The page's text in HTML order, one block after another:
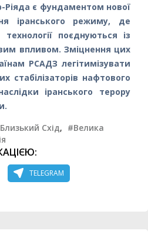
Ріяда є фундаментом нової
іранського режиму, де
технології поєднуються із
впливом. Зміцнення цих
РСАДЗ легітимізувати
стабілізаторів нафтового
іранського терору
Схід, #Велика
TELEGRAM